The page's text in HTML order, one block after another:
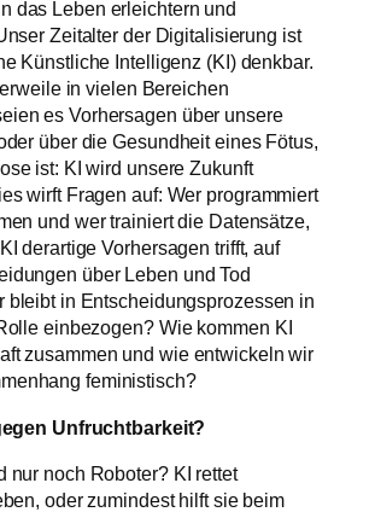
das Leben erleichtern und
Zeitalter der Digitalisierung ist
Künstliche Intelligenz (KI) denkbar.
in vielen Bereichen
es Vorhersagen über unsere
über die Gesundheit eines Fötus,
ist: KI wird unsere Zukunft
wirft Fragen auf: Wer programmiert
und wer trainiert die Datensätze,
derartige Vorhersagen trifft, auf
über Leben und Tod
bleibt in Entscheidungsprozessen in
einbezogen? Wie kommen KI
zusammen und wie entwickeln wir
feministisch?
Unfruchtbarkeit?
nur noch Roboter? KI rettet
oder zumindest hilft sie beim